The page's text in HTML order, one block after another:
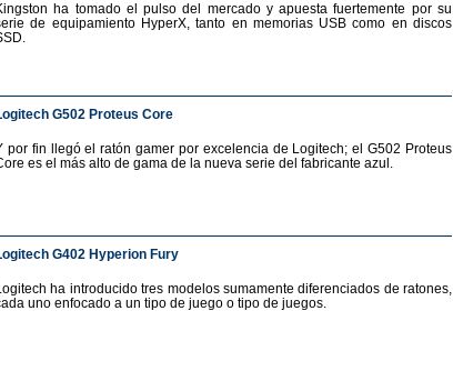
ha tomado el pulso del mercado y apuesta fuertemente por su
de equipamiento HyperX, tanto en memorias USB como en discos
G502 Proteus Core
por fin llegó el ratón gamer por excelencia de Logitech; el G502 Proteus
es el más alto de gama de la nueva serie del fabricante azul.
G402 Hyperion Fury
ha introducido tres modelos sumamente diferenciados de ratones,
uno enfocado a un tipo de juego o tipo de juegos.